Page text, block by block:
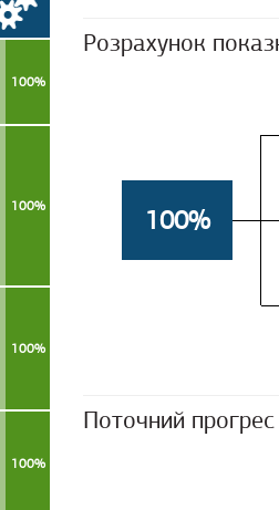
Розрахунок
100%
Поточний прогрес
100%
100%
100%
100%